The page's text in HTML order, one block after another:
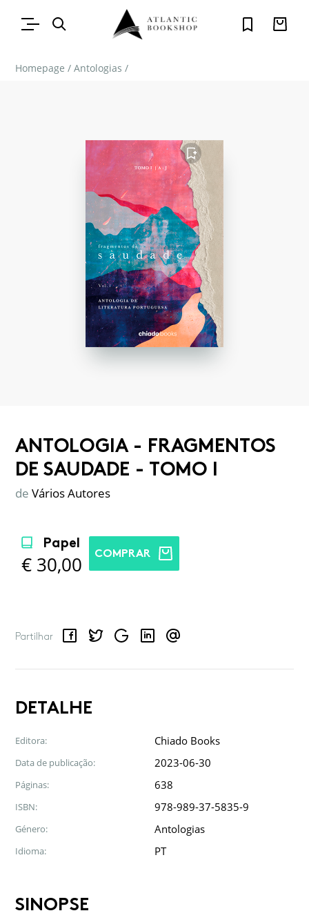
Homepage / Antologias /
FAVORITO
ANTOLOGIA - FRAGMENTOS
DE SAUDADE - TOMO I
de Vários Autores
Papel
€ 30,00 COMPRAR
Partilhar
FacebookTwitterGoogle LinkedInEmail
DETALHE
Editora: Chiado Books
Data de publicação: 2023-06-30
Páginas: 638
ISBN: 978-989-37-5835-9
Género: Antologias
Idioma: PT
SINOPSE